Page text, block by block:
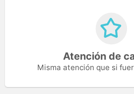
Atención de
Misma atención que si